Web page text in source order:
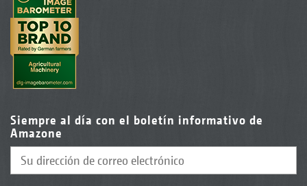
Siempre al día con el boletín informativo de
Amazone